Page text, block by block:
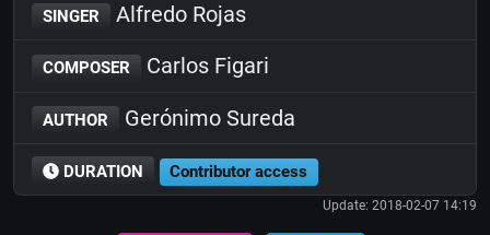
SINGER Alfredo Rojas
COMPOSER Carlos Figari
AUTHOR Gerónimo Sureda
DURATION Contributor access
Update: 2018-02-07 14:19